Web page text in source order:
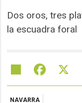
Dos oros, tres
la escuadra foral
Share Facebook
NAVARRA